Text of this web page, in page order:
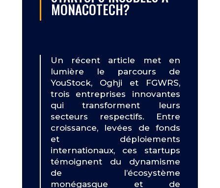
MONACOTECH?
Un récent article met en
lumière le parcours de
YouStock, Oghji et FGWRS,
trois entreprises innovantes
qui transforment leurs
secteurs respectifs. Entre
croissance, levées de fonds
et déploiements
internationaux, ces startups
témoignent du dynamisme
de l’écosystème
monégasque et de